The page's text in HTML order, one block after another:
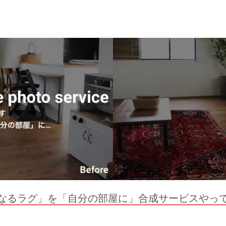
るラグ」を「自分の部屋に」合成サービスやっ